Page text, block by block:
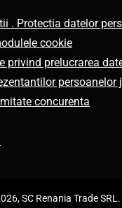
. Protectia datelor
cookie
privind prelucrarea
persoanelor
concurenta
SC Renania Trade SRL.